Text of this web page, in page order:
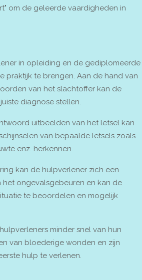
om de geleerde vaardigheden in
in opleiding en de gediplomeerde
praktijk te brengen. Aan de hand van
van het slachtoffer kan de
diagnose stellen.
uitbeelden van het letsel kan
van bepaalde letsels zoals
enz. herkennen.
kan de hulpverlener zich een
het ongevalsgebeuren en kan de
te beoordelen en mogelijk
minder snel van hun
van bloederige wonden en zijn
hulp te verlenen.